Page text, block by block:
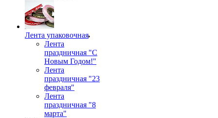
Лента упаковочная
Лента
праздничная "С
Новым Годом!"
Лента
праздничная "23
февраля"
Лента
праздничная "8
марта"